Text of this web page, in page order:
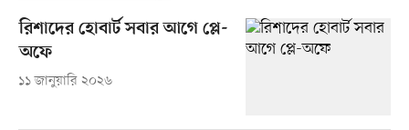
রিশাদের হোবার্ট সবার আগে প্লে-
অফে
১১ জানুয়ারি ২০২৬